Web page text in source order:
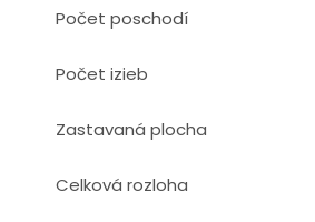
Počet poschodí
Počet izieb
Zastavaná plocha
Celková rozloha